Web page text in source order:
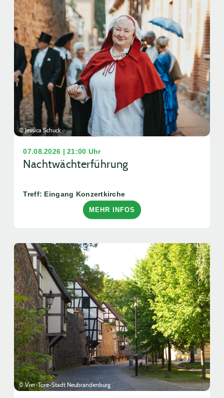
© Jessica Schuck
07.08.2026 | 21:00 Uhr
Nachtwächterführung
Treff: Eingang Konzertkirche
MEHR INFOS
© Vier-Tore-Stadt Neubrandenburg